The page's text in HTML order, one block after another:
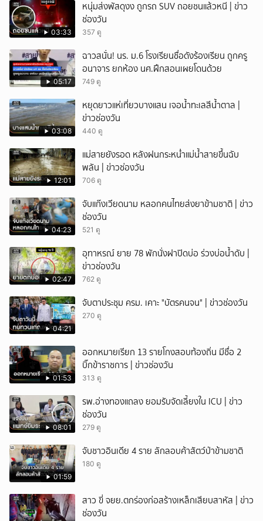
03:33
หนุ่มส่งพัสดุงง ถูกรถ SUV ถอยชนแล้วหนี | ข่าว
ช่องวัน
357 ดู
05:17
ฉาวสนั่น! นร. ม.6 โรงเรียนชื่อดังร้องเรียน ถูกครู
อนาจาร ยกห้อง นศ.ฝึกสอนเผยโดนด้วย
749 ดู
03:08
หยุดยาวแห่เที่ยวบางแสน เจอน้ำทะเลสีน้ำตาล |
ข่าวช่องวัน
440 ดู
12:01
แม่สายยังรอด หลังฝนกระหน่ำแม่น้ำสายขึ้นฉับ
พลัน | ข่าวช่องวัน
706 ดู
04:23
จับแก๊งเวียดนาม หลอกคนไทยส่งยาข้ามชาติ | ข่าว
ช่องวัน
521 ดู
02:47
อุทาหรณ์ ยาย 78 พักนั่งฝาปิดบ่อ ร่วงบ่อน้ำดับ |
ข่าวช่องวัน
762 ดู
04:21
จับตาประชุม ครม. เคาะ "บัตรคนจน" | ข่าวช่องวัน
270 ดู
01:53
ออกหมายเรียก 13 รายโกงสอบท้องถิ่น มีชื่อ 2
บิ๊กข้าราชการ | ข่าวช่องวัน
313 ดู
08:01
รพ.อ่างทองแถลง ยอมรับจัดเลี้ยงใน ICU | ข่าว
ช่องวัน
279 ดู
01:59
จับชาวอินเดีย 4 ราย ลักลอบค้าสัตว์ป่าข้ามชาติ
180 ดู
สาว ขี่ จยย.ตกร่องก่อสร้างเหล็กเสียบสาหัส | ข่าว
ช่องวัน
ยกเลิก